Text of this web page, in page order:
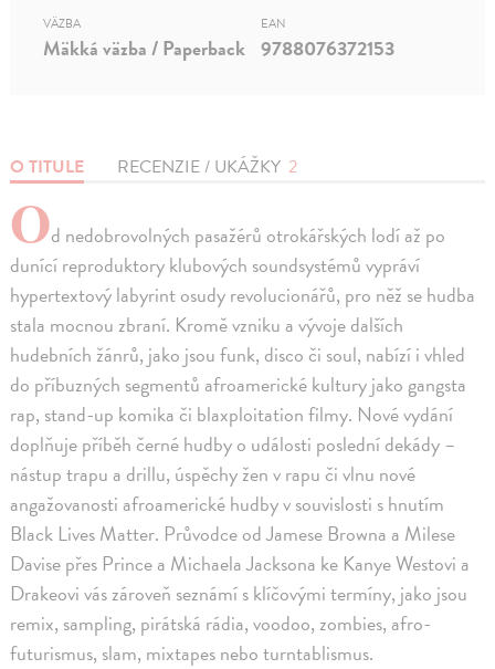
O TITULE RECENZIE / UKÁŽKY 2
Od nedobrovolných pasažérů otrokářských lodí až po
dunící reproduktory klubových soundsystémů vypráví
hypertextový labyrint osudy revolucionářů, pro něž se hudba
stala mocnou zbraní. Kromě vzniku a vývoje dalších
hudebních žánrů, jako jsou funk, disco či soul, nabízí i vhled
do příbuzných segmentů afroamerické kultury jako gangsta
rap, stand-up komika či blaxploitation filmy. Nové vydání
doplňuje příběh černé hudby o události poslední dekády –
nástup trapu a drillu, úspěchy žen v rapu či vlnu nové
angažovanosti afroamerické hudby v souvislosti s hnutím
Black Lives Matter. Průvodce od Jamese Browna a Milese
Davise přes Prince a Michaela Jacksona ke Kanye Westovi a
Drakeovi vás zároveň seznámí s klíčovými termíny, jako jsou
remix, sampling, pirátská rádia, voodoo, zombies, afro-
futurismus, slam, mixtapes nebo turntablismus.
VÄZBA
Mäkká väzba / Paperback
EAN
9788076372153